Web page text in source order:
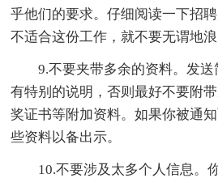
乎他们的要求。仔细阅读一下招
不适合这份工作，就不要无谓地
9.不要夹带多余的资料。发
有特别的说明，否则最好不要附
奖证书等附加资料。如果你被通
些资料以备出示。
10.不要涉及太多个人信息。